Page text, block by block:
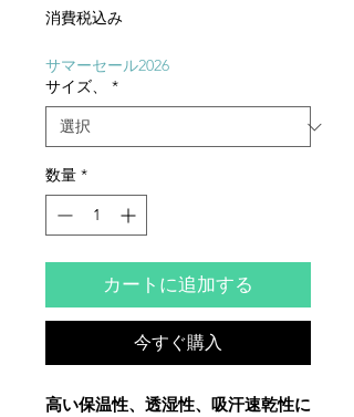
格
消費税込み
サマーセール2026
サイズ、
*
数量 *
カートに追加する
今すぐ購入
高い保温性、透湿性、吸汗速乾性に